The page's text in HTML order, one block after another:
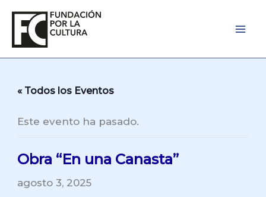
contenido
« Todos los Eventos
Este evento ha pasado.
Obra “En una Canasta”
agosto 3, 2025